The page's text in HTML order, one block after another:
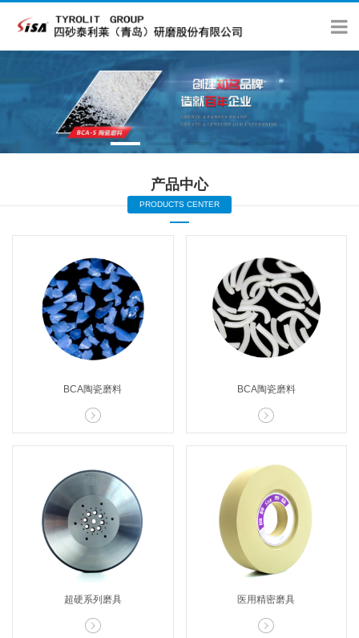
产品中心
PRODUCTS CENTER
BCA陶瓷磨料

BCA陶瓷磨料

超硬系列磨具

医用精密磨具
